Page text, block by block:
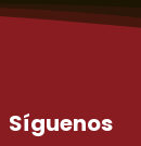
Síguenos